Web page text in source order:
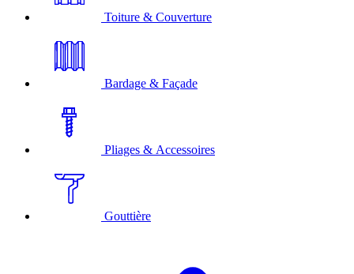
Toiture & Couverture
Bardage & Façade
Pliages & Accessoires
Gouttière